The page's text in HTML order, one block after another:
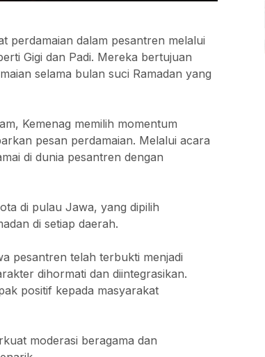
perdamaian dalam pesantren melalui
Gigi dan Padi. Mereka bertujuan
selama bulan suci Ramadan yang
Kemenag memilih momentum
pesan perdamaian. Melalui acara
di dunia pesantren dengan
di pulau Jawa, yang dipilih
di setiap daerah.
pesantren telah terbukti menjadi
dihormati dan diintegrasikan.
positif kepada masyarakat
moderasi beragama dan